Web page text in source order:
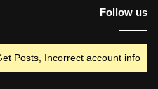
Follow us
Posts, Incorrect account info.